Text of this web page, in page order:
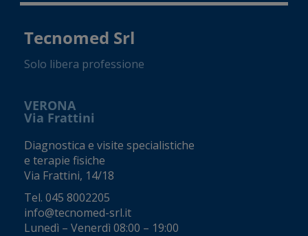
Tecnomed Srl
Solo libera professione
VERONA
Via Frattini
Diagnostica e visite specialistiche
e terapie fisiche
Via Frattini, 14/18
Tel. 045 8002205
info@tecnomed-srl.it
Lunedì – Venerdì 08:00 – 19:00